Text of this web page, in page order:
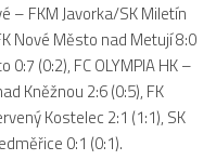
– FKM Javorka/SK Miletín
Nové Město nad Metují 8:0
0:7 (0:2), FC OLYMPIA HK –
Kněžnou 2:6 (0:5), FK
Kostelec 2:1 (1:1), SK
0:1 (0:1).